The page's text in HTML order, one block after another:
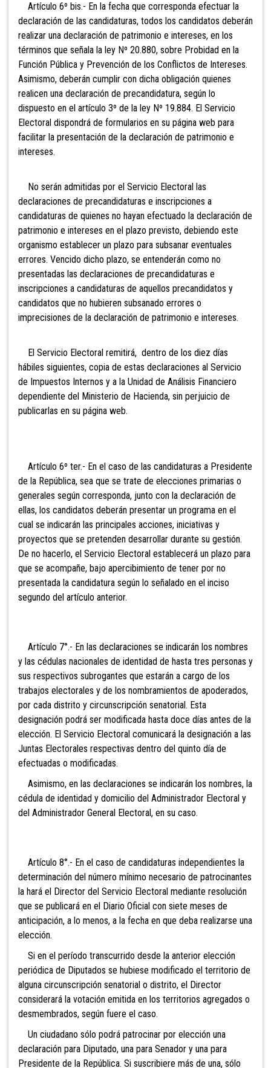
Artículo 6º bis.- En la fecha que corresponda efectuar la
declaración de las candidaturas, todos los candidatos deberán
realizar una declaración de patrimonio e intereses, en los
términos que señala la ley Nº 20.880, sobre Probidad en la
Función Pública y Prevención de los Conflictos de Intereses.
Asimismo, deberán cumplir con dicha obligación quienes
realicen una declaración de precandidatura, según lo
dispuesto en el artículo 3º de la ley Nº 19.884. El Servicio
Electoral dispondrá de formularios en su página web para
facilitar la presentación de la declaración de patrimonio e
intereses.
No serán admitidas por el Servicio Electoral las
declaraciones de precandidaturas e inscripciones a
candidaturas de quienes no hayan efectuado la declaración de
patrimonio e intereses en el plazo previsto, debiendo este
organismo establecer un plazo para subsanar eventuales
errores. Vencido dicho plazo, se entenderán como no
presentadas las declaraciones de precandidaturas e
inscripciones a candidaturas de aquellos precandidatos y
candidatos que no hubieren subsanado errores o
imprecisiones de la declaración de patrimonio e intereses.
El Servicio Electoral remitirá, dentro de los diez días
hábiles siguientes, copia de estas declaraciones al Servicio
de Impuestos Internos y a la Unidad de Análisis Financiero
dependiente del Ministerio de Hacienda, sin perjuicio de
publicarlas en su página web.
Artículo 6º ter.- En el caso de las candidaturas a Presidente
de la República, sea que se trate de elecciones primarias o
generales según corresponda, junto con la declaración de
ellas, los candidatos deberán presentar un programa en el
cual se indicarán las principales acciones, iniciativas y
proyectos que se pretenden desarrollar durante su gestión.
De no hacerlo, el Servicio Electoral establecerá un plazo para
que se acompañe, bajo apercibimiento de tener por no
presentada la candidatura según lo señalado en el inciso
segundo del artículo anterior.
Artículo 7°.- En las declaraciones se indicarán los nombres
y las cédulas nacionales de identidad de hasta tres personas y
sus respectivos subrogantes que estarán a cargo de los
trabajos electorales y de los nombramientos de apoderados,
por cada distrito y circunscripción senatorial. Esta
designación podrá ser modificada hasta doce días antes de la
elección. El Servicio Electoral comunicará la designación a las
Juntas Electorales respectivas dentro del quinto día de
efectuadas o modificadas.
Asimismo, en las declaraciones se indicarán los nombres, la
cédula de identidad y domicilio del Administrador Electoral y
del Administrador General Electoral, en su caso.
Artículo 8°.- En el caso de candidaturas independientes la
determinación del número mínimo necesario de patrocinantes
la hará el Director del Servicio Electoral mediante resolución
que se publicará en el Diario Oficial con siete meses de
anticipación, a lo menos, a la fecha en que deba realizarse una
elección.
Si en el período transcurrido desde la anterior elección
periódica de Diputados se hubiese modificado el territorio de
alguna circunscripción senatorial o distrito, el Director
considerará la votación emitida en los territorios agregados o
desmembrados, según fuere el caso.
Un ciudadano sólo podrá patrocinar por elección una
declaración para Diputado, una para Senador y una para
Presidente de la República. Si suscribiere más de una, sólo